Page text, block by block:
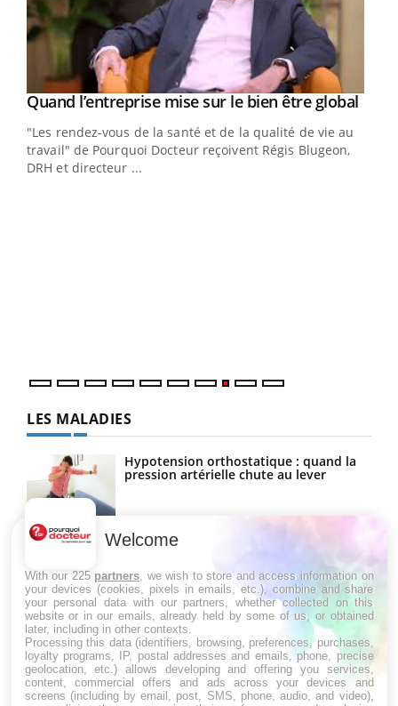
Youtube
Quand l’entreprise mise sur le bien être global
"Les rendez-vous de la santé et de la qualité de vie au
travail" de Pourquoi Docteur reçoivent Régis Blugeon,
DRH et directeur ...
LES MALADIES
Hypotension orthostatique : quand la
pression artérielle chute au lever
Drépanocytose : une déformation des
globules rouges aux conséquences
Maladie de Charcot (Sclérose latérale
amyotrophique)
Welcome
With our 225 partners , we wish to store and access information on
your devices (cookies, pixels in emails, etc.), combine and share
your personal data with our partners, whether collected on this
website or in our emails, already held by some of us, or obtained
later, including in other contexts.
Processing this data (identifiers, browsing, preferences, purchases,
loyalty programs, IP, postal addresses and emails, phone, precise
geolocation, etc.) allows developing and offering you services,
content, commercial offers and ads across your devices and
screens (including by email, post, SMS, phone, audio, and video),